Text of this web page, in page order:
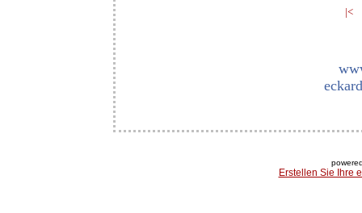
|<
Erstellen Sie Ihre